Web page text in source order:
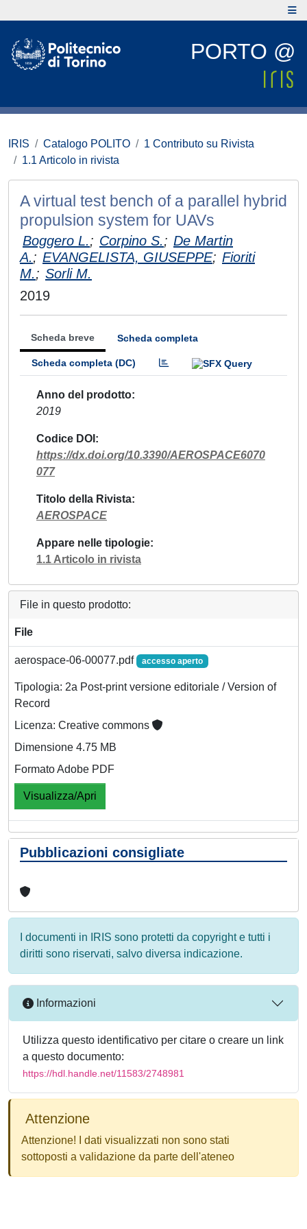
PORTO @
IRIS Catalogo POLITO
1 Contributo su Rivista
1.1 Articolo in rivista
A virtual test bench of a parallel hybrid
propulsion system for UAVs
Boggero L.; Corpino S.; De Martin
A.; EVANGELISTA, GIUSEPPE; Fioriti
M.; Sorli M.
2019
Scheda breve Scheda completa
Scheda completa (DC)
Anno del prodotto
2019
Codice DOI
https://dx.doi.org/10.3390/AEROSPACE6070
077
Titolo della Rivista
AEROSPACE
Appare nelle tipologie
1.1 Articolo in rivista
File in questo prodotto:
File
aerospace-06-00077.pdf accesso aperto
Tipologia: 2a Post-print versione editoriale / Version of
Record
Licenza: Creative commons
Dimensione 4.75 MB
Formato Adobe PDF
Visualizza/Apri
Pubblicazioni consigliate
I documenti in IRIS sono protetti da copyright e tutti i
diritti sono riservati, salvo diversa indicazione.
Informazioni
Utilizza questo identificativo per citare o creare un link
a questo documento:
https://hdl.handle.net/11583/2748981
Attenzione
Attenzione! I dati visualizzati non sono stati
sottoposti a validazione da parte dell'ateneo